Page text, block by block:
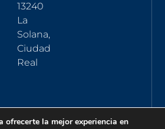
13240
La
Solana,
Ciudad
Real
ofrecerte la mejor experiencia en